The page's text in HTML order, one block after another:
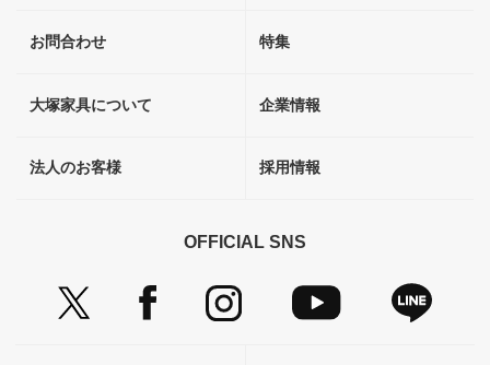
お問合わせ 特集
大塚家具について 企業情報
法人のお客様 採用情報
OFFICIAL SNS